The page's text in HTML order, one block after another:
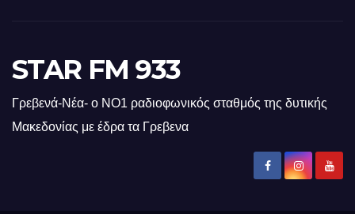
STAR FM 933
Γρεβενά-Νέα- ο ΝΟ1 ραδιοφωνικός σταθμός της δυτικής
Μακεδονίας με έδρα τα Γρεβενα